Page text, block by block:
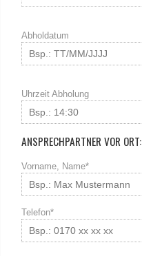
Abholdatum
Uhrzeit Abholung
ANSPRECHPARTNER VOR ORT:
Vorname, Name*
Telefon*